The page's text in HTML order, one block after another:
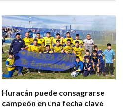
Huracán puede consagrarse
campeón en una fecha clave